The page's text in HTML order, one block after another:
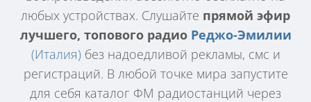
любых устройствах. Слушайте прямой эфир
лучшего, топового радио Реджо-Эмилии
(Италия)без надоедливой рекламы, смс и
регистраций. В любой точке мира запустите
для себя каталог ФМ радиостанций через